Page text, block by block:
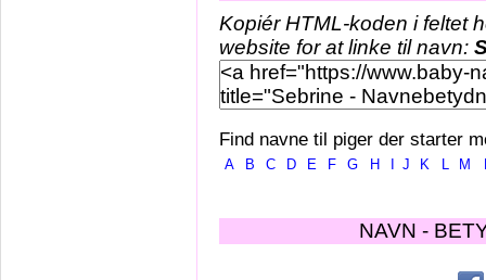
Kopiér HTML-koden i feltet
website for at linke til navn:
Find navne til piger der starter
A B C D E F G H J K L M
NAVN -